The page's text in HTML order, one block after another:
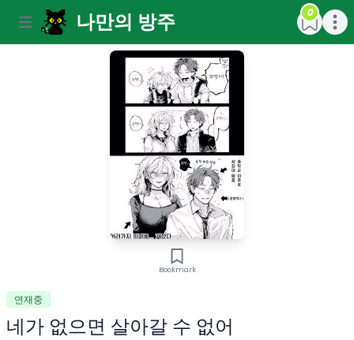
Open main menu나만의 방주 Open
0
Bookmark
연재중
네가 없으면 살아갈 수 없어